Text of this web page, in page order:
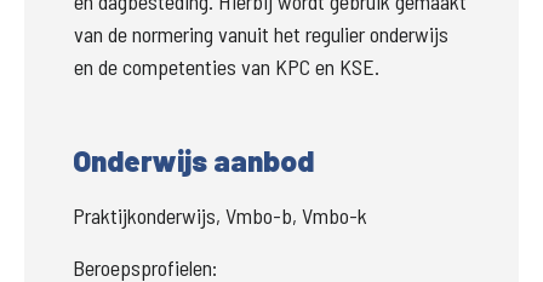
van de normering vanuit het regulier onderwijs
en de competenties van KPC en KSE.
Onderwijs aanbod
Praktijkonderwijs, Vmbo-b, Vmbo-k
Beroepsprofielen: